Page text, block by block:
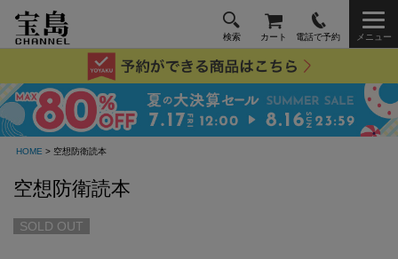
検索 カート 電話で予約 メニュー
HOME > 空想防衛読本
空想防衛読本
SOLD OUT